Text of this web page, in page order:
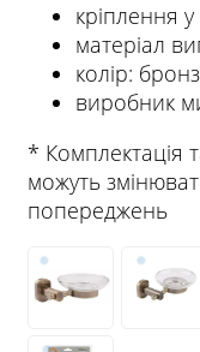
кріплення у
матеріал
колір:
виробник
* Комплектація
можуть
попереджень